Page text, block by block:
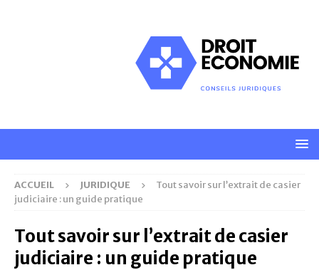
ACCUEIL JURIDIQUE
Tout savoir sur l’extrait de casier
judiciaire : un guide pratique
Tout savoir sur l’extrait de casier
judiciaire : un guide pratique